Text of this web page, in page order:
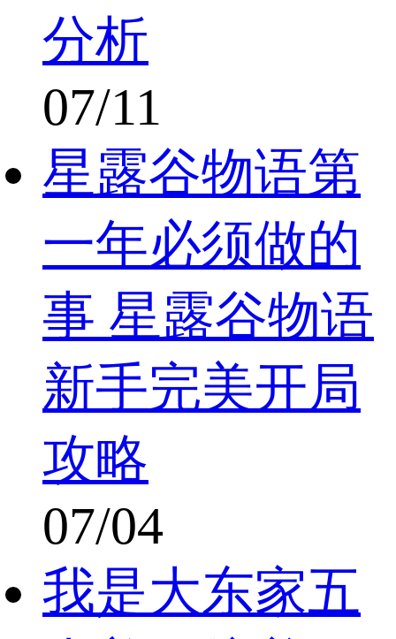
分析
07/11
星露谷物语第
一年必须做的
事 星露谷物语
新手完美开局
攻略
07/04
我是大东家五